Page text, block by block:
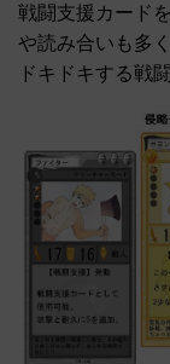
戦闘支援カード
や読み合いも多く
ドキドキする戦